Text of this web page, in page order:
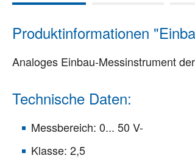
Produktinformationen
Analoges Einbau-Messinstrument
Technische Daten:
Messbereich: 0... 50 V-
Klasse: 2,5